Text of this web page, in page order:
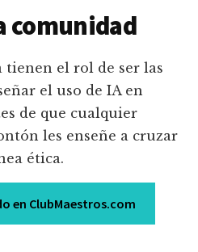
comunidad
tienen el rol de ser las
el uso de IA en
de que cualquier
les enseñe a cruzar
ética.
en ClubMaestros.com